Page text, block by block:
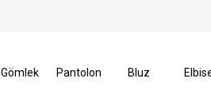
Gömlek Pantolon Bluz